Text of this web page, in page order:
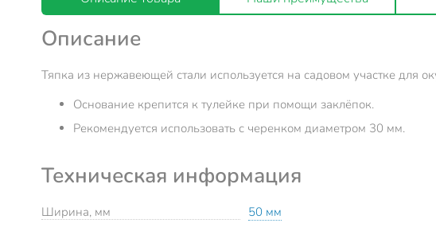
Описание
Тяпка из нержавеющей стали используется на садовом участке
Основание крепится к тулейке при помощи заклёпок.
Рекомендуется использовать с черенком диаметром 30 мм.
Техническая информация
Ширина, мм
50 мм